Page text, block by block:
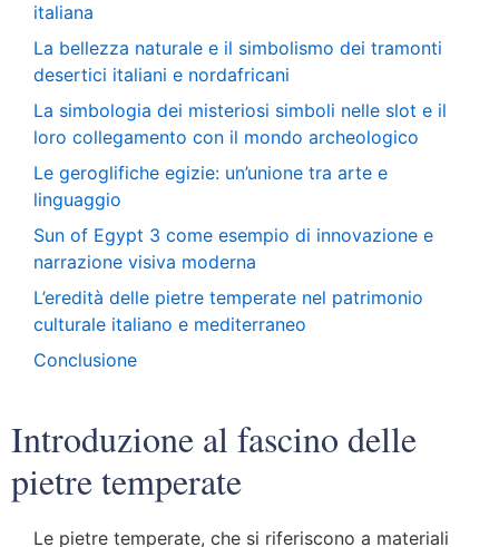
italiana
La bellezza naturale e il simbolismo dei tramonti
desertici italiani e nordafricani
La simbologia dei misteriosi simboli nelle slot e il
loro collegamento con il mondo archeologico
Le geroglifiche egizie: un’unione tra arte e
linguaggio
Sun of Egypt 3 come esempio di innovazione e
narrazione visiva moderna
L’eredità delle pietre temperate nel patrimonio
culturale italiano e mediterraneo
Conclusione
Introduzione al fascino delle
pietre temperate
Le pietre temperate, che si riferiscono a materiali